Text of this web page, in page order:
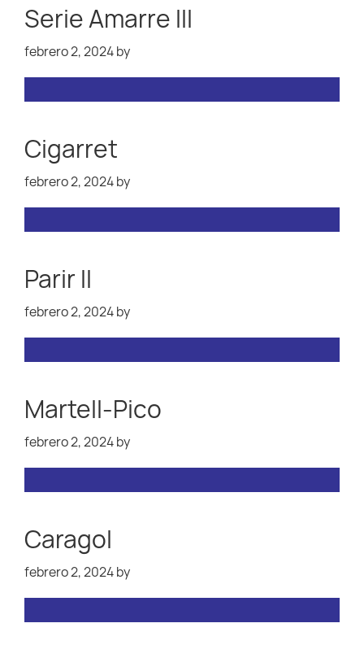
Serie Amarre III
febrero 2, 2024by
Cigarret
febrero 2, 2024by
Parir II
febrero 2, 2024by
Martell-Pico
febrero 2, 2024by
Caragol
febrero 2, 2024by